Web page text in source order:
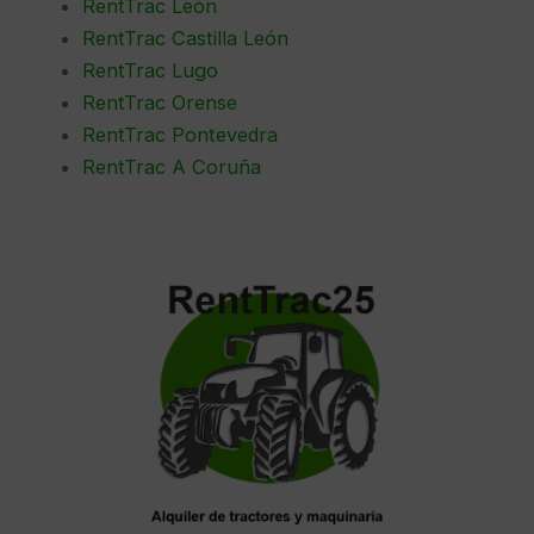
RentTrac León
RentTrac Castilla León
RentTrac Lugo
RentTrac Orense
RentTrac Pontevedra
RentTrac A Coruña